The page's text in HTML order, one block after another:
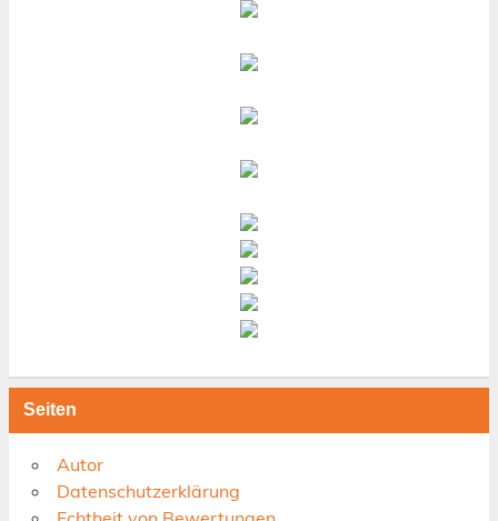
Seiten
Autor
Datenschutzerklärung